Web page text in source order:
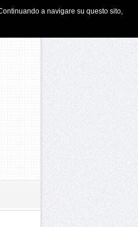
a navigare su questo sito,